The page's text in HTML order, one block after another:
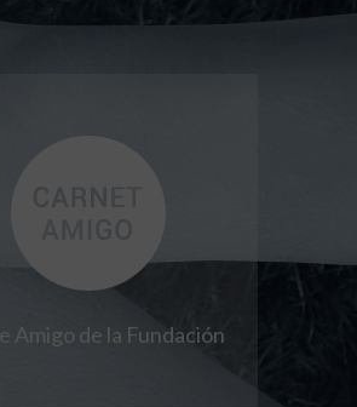
Amigo de la Fundación